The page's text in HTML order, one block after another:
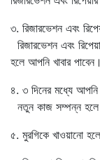
৩. রিজারভেশন এবং
রিজারভেশন এবং
হলে আপনি খাবার পাবেন।
৪. ৩ দিনের মধ্যে
নতুন কাজ সম্পন্ন হলে
৫. মুরগিকে খাওয়ানো